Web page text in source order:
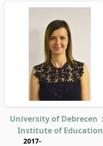
University of Debrecen
Institute of Education
2017-